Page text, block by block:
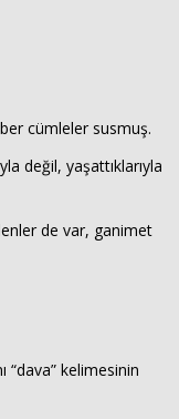
cümleler susmuş.
değil, yaşattıklarıyla
de var, ganimet
“dava” kelimesinin
Haberin Doğru Adresi.